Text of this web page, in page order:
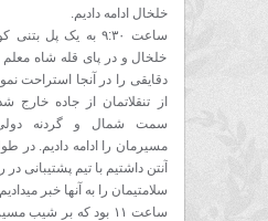
خلخال ادامه دادیم.
ساعت ۹:۳۰ به یک پل
خلخال و در پای قله شاه
دقایقی را در آنجا استراحت
از تنقلاتمان از جاده خارج
سمت شمال و گردنه
مسیرمان را ادامه دادیم. در
آنتن داشتیم با تیم پشتیبانی
سلامتیمان را به آنها خبر میدادیم.
ساعت ۱۱ بود که بر شیب